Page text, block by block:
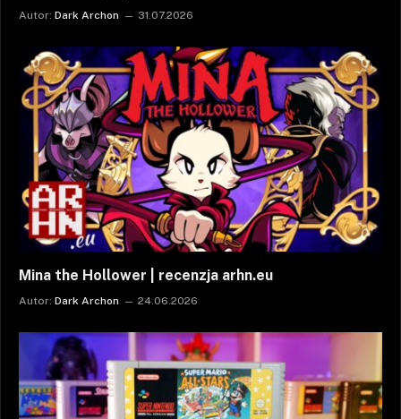
Autor: Dark Archon 31.07.2026
Mina the Hollower | recenzja arhn.eu
Autor: Dark Archon 24.06.2026